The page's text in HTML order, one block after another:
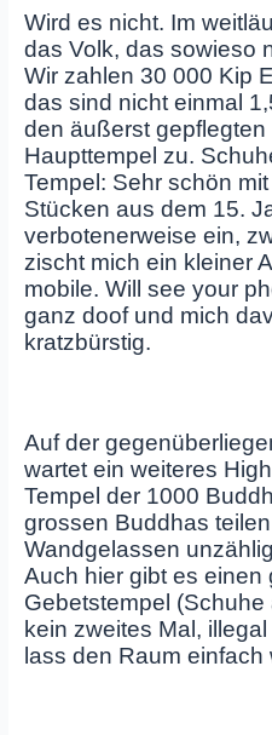
Wird es nicht. Im
das Volk, das sowieso
Wir zahlen 30 000 Kip
das sind nicht einmal
den äußerst gepflegten
Haupttempel zu.
Tempel: Sehr schön
Stücken aus dem 15.
verbotenerweise ein,
zischt mich ein kleiner
mobile. Will see your
ganz doof und mich
kratzbürstig.
Auf der
wartet ein weiteres
Tempel der 1000
grossen Buddhas
Wandgelassen
Auch hier gibt es einen
Gebetstempel
kein zweites Mal,
lass den Raum einfach